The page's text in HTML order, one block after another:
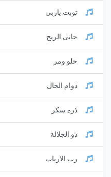
توبت ياربى
جانى الريح
حلو ومر
دوام الحال
ذره سكر
ذو الجلالة
رب الارباب